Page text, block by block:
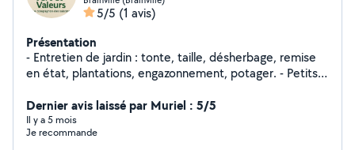
5/5 (1 avis)
Présentation
- Entretien de jardin : tonte, taille, désherbage, remise
en état, plantations, engazonnement, potager. - Petits
améliorations du logement. - Enlèvement de souches,
rognage de souches, abattage, broyage de branches. -
Entretien des allées, des pavés
Dernier avis laissé par Muriel : 5/5
Il y a 5 mois
Je recommande